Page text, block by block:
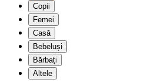
Copii
Femei
Casă
Bebeluși
Bărbați
Altele